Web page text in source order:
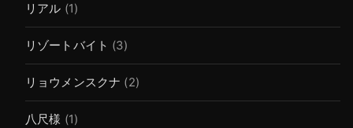
リアル (1)
リゾートバイト (3)
リョウメンスクナ (2)
八尺様 (1)